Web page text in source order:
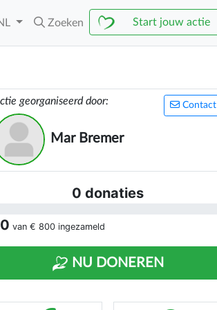
Zoeken Start jouw actie
Contact
georganiseerd door:
Mar Bremer
0 donaties
van € 800 ingezameld
NU DONEREN